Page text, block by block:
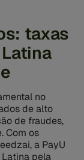
taxas
no
de alto
de fraudes,
Com os
a PayU
pela